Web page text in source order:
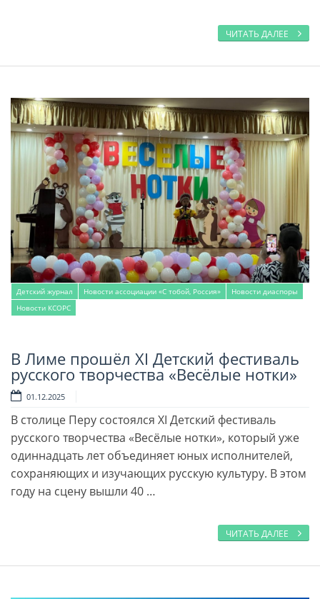
ЧИТАТЬ ДАЛЕЕ
Детский журнал Новости ассоциации «С тобой, Россия»
Новости диаспоры
Новости КСОРС
Читать далее
В Лиме прошёл XI Детский фестиваль
русского творчества «Весёлые нотки»
01.12.2025
В столице Перу состоялся XI Детский фестиваль
русского творчества «Весёлые нотки», который уже
одиннадцать лет объединяет юных исполнителей,
сохраняющих и изучающих русскую культуру. В этом
году на сцену вышли 40 …
ЧИТАТЬ ДАЛЕЕ